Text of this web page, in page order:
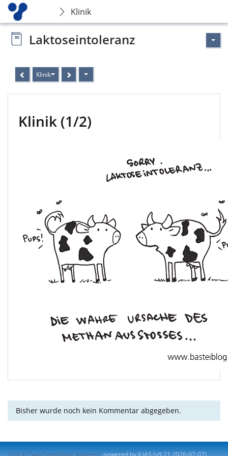
Klinik
Laktoseintoleranz
Klinik
Klinik (1/2)
Bisher wurde noch kein Kommentar abgegeben.
Link in Zwischenablage kopieren powered by ILIAS (v9.21 2026-07-07)